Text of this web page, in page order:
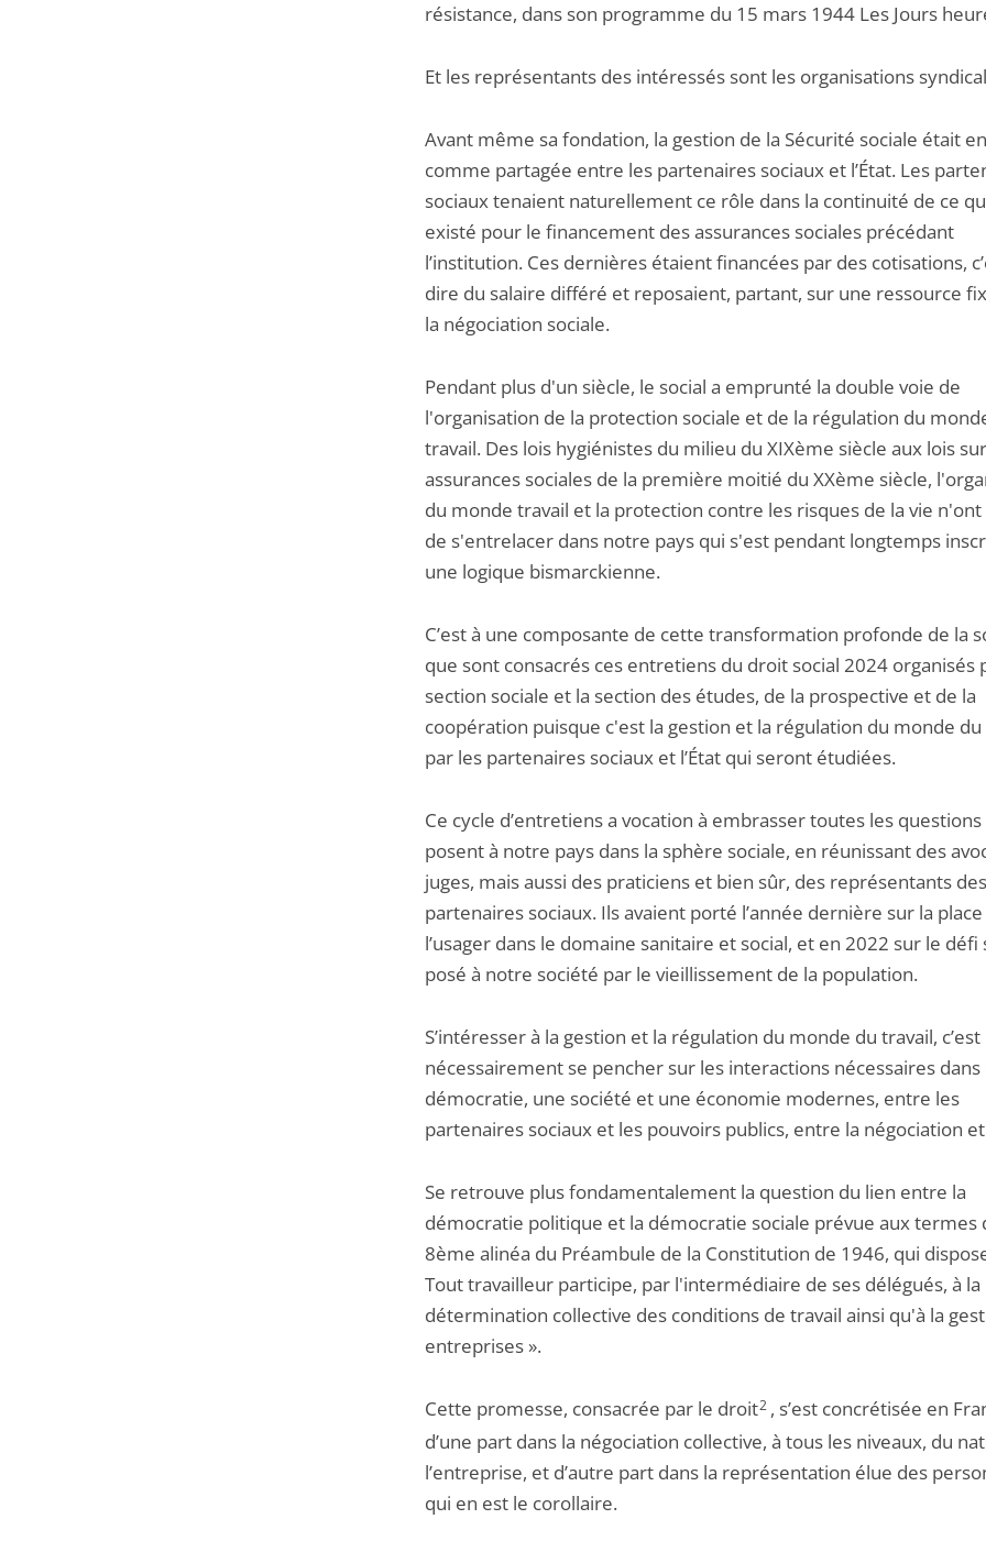
résistance, dans son programme du 15 mars 1944 Les Jours
Et les représentants des intéressés sont les organisations
Avant même sa fondation, la gestion de la Sécurité sociale était
comme partagée entre les partenaires sociaux et l’État. Les
sociaux tenaient naturellement ce rôle dans la continuité de ce
existé pour le financement des assurances sociales précédant
l’institution. Ces dernières étaient financées par des cotisations,
dire du salaire différé et reposaient, partant, sur une ressource
la négociation sociale.
Pendant plus d'un siècle, le social a emprunté la double voie de
l'organisation de la protection sociale et de la régulation du
travail. Des lois hygiénistes du milieu du XIXème siècle aux lois
assurances sociales de la première moitié du XXème siècle,
du monde travail et la protection contre les risques de la vie n'ont
de s'entrelacer dans notre pays qui s'est pendant longtemps
une logique bismarckienne.
C’est à une composante de cette transformation profonde de la
que sont consacrés ces entretiens du droit social 2024 organisés
section sociale et la section des études, de la prospective et de la
coopération puisque c'est la gestion et la régulation du monde du
par les partenaires sociaux et l’État qui seront étudiées.
Ce cycle d’entretiens a vocation à embrasser toutes les questions
posent à notre pays dans la sphère sociale, en réunissant des
juges, mais aussi des praticiens et bien sûr, des représentants des
partenaires sociaux. Ils avaient porté l’année dernière sur la
l’usager dans le domaine sanitaire et social, et en 2022 sur le défi
posé à notre société par le vieillissement de la population.
S’intéresser à la gestion et la régulation du monde du travail, c’est
nécessairement se pencher sur les interactions nécessaires dans
démocratie, une société et une économie modernes, entre les
partenaires sociaux et les pouvoirs publics, entre la négociation
Se retrouve plus fondamentalement la question du lien entre la
démocratie politique et la démocratie sociale prévue aux termes
8ème alinéa du Préambule de la Constitution de 1946, qui
Tout travailleur participe, par l'intermédiaire de ses délégués, à la
détermination collective des conditions de travail ainsi qu'à la
entreprises ».
Cette promesse, consacrée par le droit2, s’est concrétisée en
d’une part dans la négociation collective, à tous les niveaux, du
l’entreprise, et d’autre part dans la représentation élue des
qui en est le corollaire.